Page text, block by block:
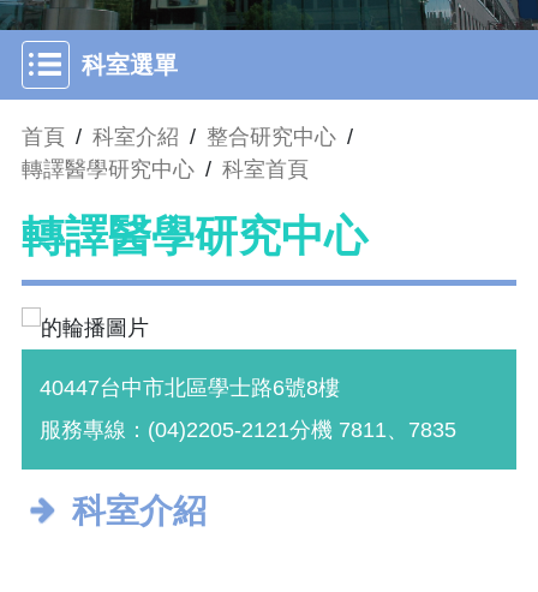
科室選單
首頁 / 科室介紹 / 整合研究中心 /
轉譯醫學研究中心 / 科室首頁
轉譯醫學研究中心
40447台中市北區學士路6號8樓
服務專線：(04)2205-2121分機 7811、7835
科室介紹